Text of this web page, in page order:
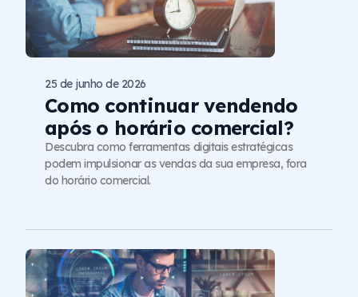
Como continuar vendendo
após o horário comercial?
25 de junho de 2026
Descubra como ferramentas digitais estratégicas
podem impulsionar as vendas da sua empresa, fora
do horário comercial.